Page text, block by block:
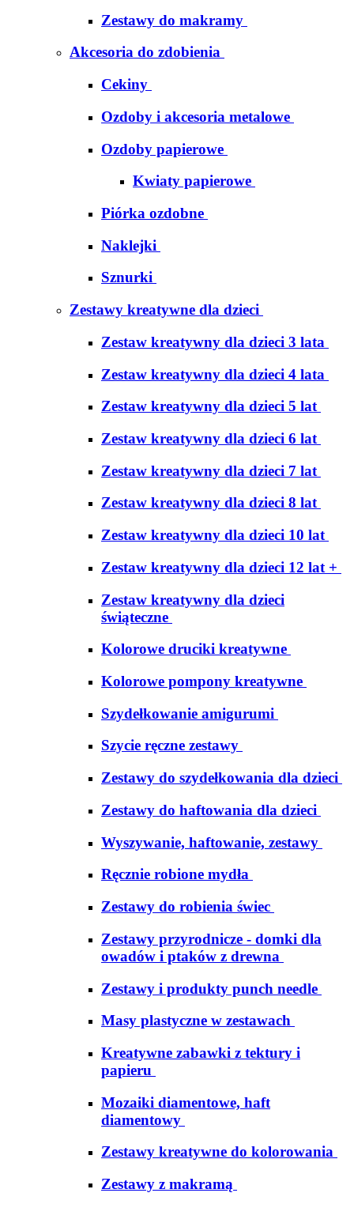
Zestawy do makramy
Akcesoria do zdobienia
Cekiny
Ozdoby i akcesoria metalowe
Ozdoby papierowe
Kwiaty papierowe
Piórka ozdobne
Naklejki
Sznurki
Zestawy kreatywne dla dzieci
Zestaw kreatywny dla dzieci 3 lata
Zestaw kreatywny dla dzieci 4 lata
Zestaw kreatywny dla dzieci 5 lat
Zestaw kreatywny dla dzieci 6 lat
Zestaw kreatywny dla dzieci 7 lat
Zestaw kreatywny dla dzieci 8 lat
Zestaw kreatywny dla dzieci 10 lat
Zestaw kreatywny dla dzieci 12 lat +
Zestaw kreatywny dla dzieci
świąteczne
Kolorowe druciki kreatywne
Kolorowe pompony kreatywne
Szydełkowanie amigurumi
Szycie ręczne zestawy
Zestawy do szydełkowania dla dzieci
Zestawy do haftowania dla dzieci
Wyszywanie, haftowanie, zestawy
Ręcznie robione mydła
Zestawy do robienia świec
Zestawy przyrodnicze - domki dla
owadów i ptaków z drewna
Zestawy i produkty punch needle
Masy plastyczne w zestawach
Kreatywne zabawki z tektury i
papieru
Mozaiki diamentowe, haft
diamentowy
Zestawy kreatywne do kolorowania
Zestawy z makramą